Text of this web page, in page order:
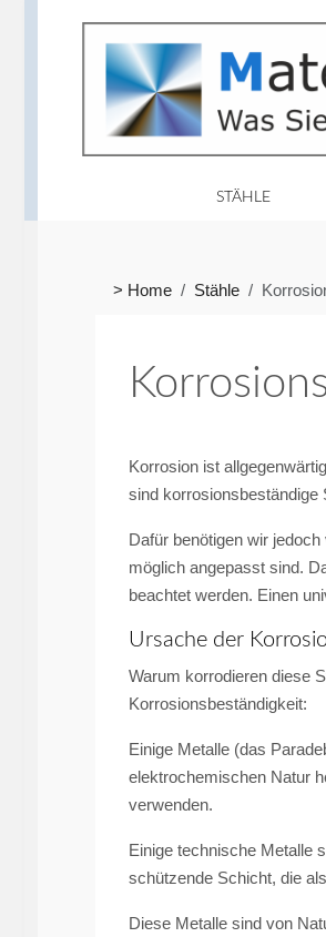
STÄHLE
> Home Stähle
Korrosion ist
sind korrosionsbeständige
Dafür benötigen wir
möglich angepasst sind.
beachtet werden. Einen
Ursache der
Warum korrodieren diese
Korrosionsbeständigkeit:
Einige Metalle (das
elektrochemischen Natur
verwenden.
Einige technische Metalle
schützende Schicht, die
Diese Metalle sind von